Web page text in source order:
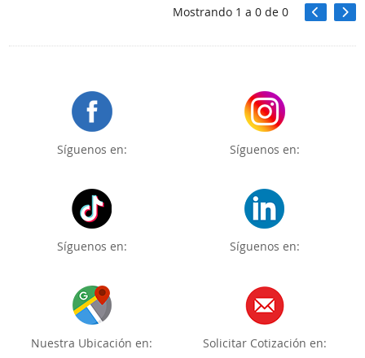
Mostrando 1 a 0de 0
Síguenos en: Síguenos en:
Síguenos en: Síguenos en:
Nuestra Ubicación en: Solicitar Cotización en: